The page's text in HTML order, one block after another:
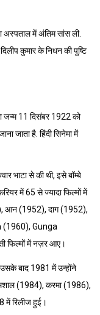
अस्पताल में अंतिम सांस ली.
कुमार के निधन की पुष्टि
जन्म 11 दिसंबर 1922 को
जाता है. हिंदी सिनेमा में
भाटा से की थी, इसे बॉम्बे
में 65 से ज्यादा फिल्मों में
आन (1952), दाग (1952),
Gunga
में नज़र आए।
बाद 1981 में उन्होंने
(1984), करमा (1986),
में रिलीज हुई।